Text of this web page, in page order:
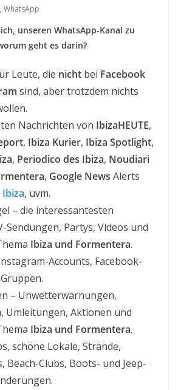
, WhatsApp
unseren WhatsApp-Kanal zu
geht es darin?
Leute, die nicht bei Facebook
sind, aber trotzdem nichts
Nachrichten von IbizaHEUTE,
, Ibiza Kurier, Ibiza Spotlight,
, Periodico des Ibiza, Noudiari
, Google News Alerts
Ibiza, uvm.
– die interessantesten
Sendungen, Partys, Videos und
Ibiza und Formentera.
Accounts, Facebook-
– Unwetterwarnungen,
Umleitungen, Aktionen und
Ibiza und Formentera.
schöne Lokale, Strände,
Beach-Clubs, Boots- und Jeep-